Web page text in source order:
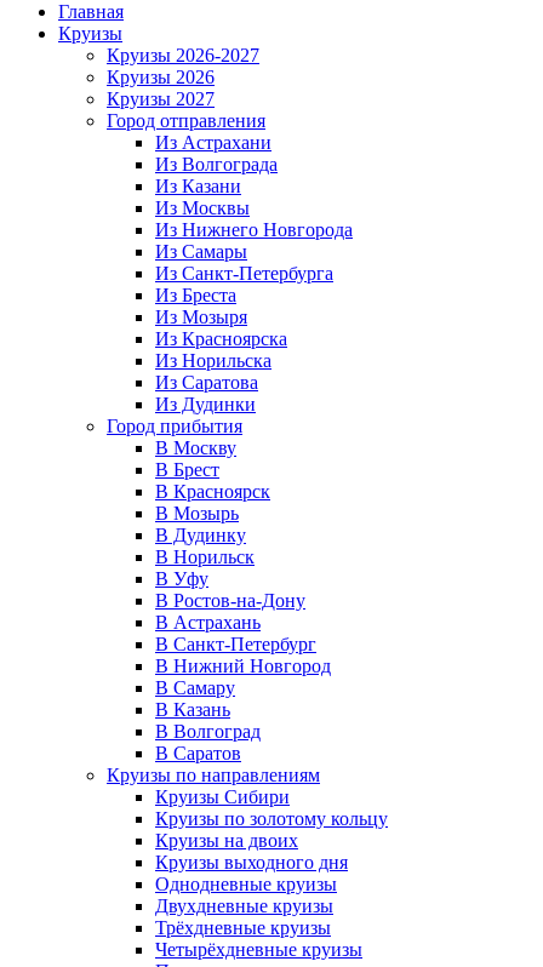
Главная
Круизы
Круизы 2026-2027
Круизы 2026
Круизы 2027
Город отправления
Из Астрахани
Из Волгограда
Из Казани
Из Москвы
Из Нижнего Новгорода
Из Самары
Из Санкт-Петербурга
Из Бреста
Из Мозыря
Из Красноярска
Из Норильска
Из Саратова
Из Дудинки
Город прибытия
В Москву
В Брест
В Красноярск
В Мозырь
В Дудинку
В Норильск
В Уфу
В Ростов-на-Дону
В Астрахань
В Санкт-Петербург
В Нижний Новгород
В Самару
В Казань
В Волгоград
В Саратов
Круизы по направлениям
Круизы Сибири
Круизы по золотому кольцу
Круизы на двоих
Круизы выходного дня
Однодневные круизы
Двухдневные круизы
Трёхдневные круизы
Четырёхдневные круизы